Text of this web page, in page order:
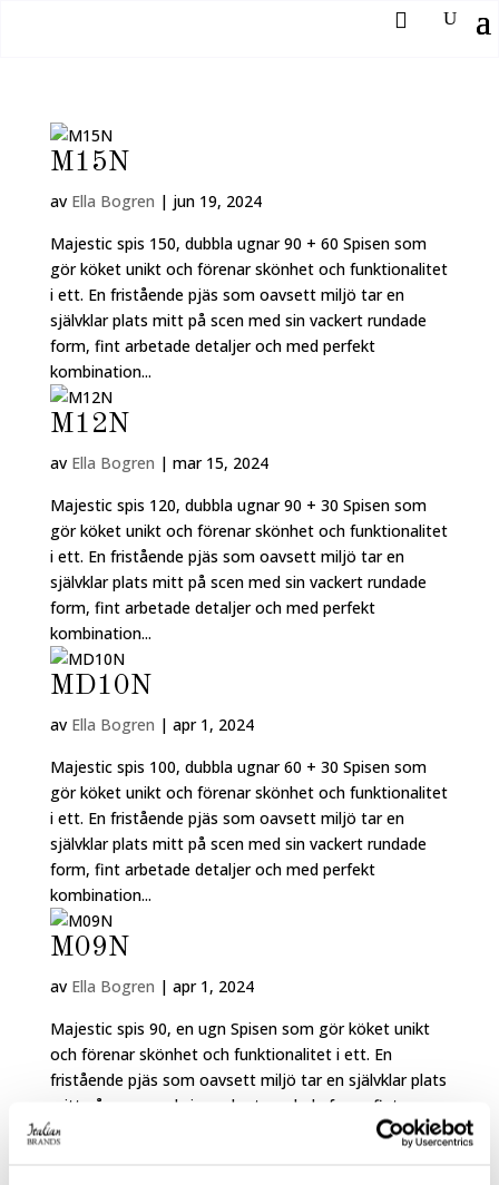
M15N
av Ella Bogren | jun 19, 2024
Majestic spis 150, dubbla ugnar 90 + 60 Spisen som
gör köket unikt och förenar skönhet och funktionalitet
i ett. En fristående pjäs som oavsett miljö tar en
självklar plats mitt på scen med sin vackert rundade
form, fint arbetade detaljer och med perfekt
kombination...
M12N
av Ella Bogren | mar 15, 2024
Majestic spis 120, dubbla ugnar 90 + 30 Spisen som
gör köket unikt och förenar skönhet och funktionalitet
i ett. En fristående pjäs som oavsett miljö tar en
självklar plats mitt på scen med sin vackert rundade
form, fint arbetade detaljer och med perfekt
kombination...
MD10N
av Ella Bogren | apr 1, 2024
Majestic spis 100, dubbla ugnar 60 + 30 Spisen som
gör köket unikt och förenar skönhet och funktionalitet
i ett. En fristående pjäs som oavsett miljö tar en
självklar plats mitt på scen med sin vackert rundade
form, fint arbetade detaljer och med perfekt
kombination...
M09N
av Ella Bogren | apr 1, 2024
Majestic spis 90, en ugn Spisen som gör köket unikt
och förenar skönhet och funktionalitet i ett. En
fristående pjäs som oavsett miljö tar en självklar plats
mitt på scen med sin vackert rundade form, fint
arbetade detaljer och med perfekt kombination av